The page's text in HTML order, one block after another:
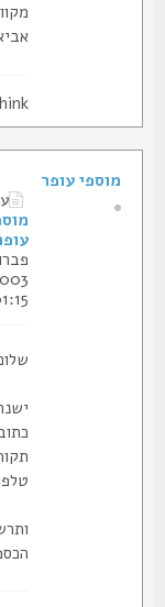
מקווה
אביא
I think
על ידי
מוספי
עופר
פברואר
2003,
01:15
שלום רב
ישנה
תקוה.
טלפון:03-9227675
ותרשה
הכספת
מוספי עופר